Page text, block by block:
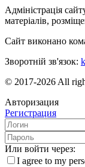
Адміністрація
матеріалів,
Сайт виконано
Зворотній зв'язок:
© 2017-2026 All
Авторизация
Регистрация
Или войти через:
I agree to my